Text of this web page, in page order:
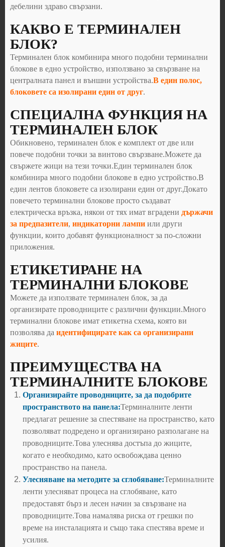
дебелини здраво свързани.
КАКВО Е ТЕРМИНАЛЕН
БЛОК?
Терминален блок комбинира много подобни терминални
блокове в едно устройство, използвано за свързване на
централната панел и външни устройства.В един полос,
блоковете са изолирани един от друг.
СПЕЦИАЛНА ФУНКЦИЯ НА
ТЕРМИНАЛЕН БЛОК
Обикновено, терминален блок е комплект от две или
повече подобни точки за винтово свързване.Можете да
свържете жици на тези точки.Един терминален блок
комбинира много подобни блокове в едно устройство.В
един лентов блоковете са изолирани един от друг.Докато
повечето терминални блокове просто създават
електрическа връзка, някои от тях имат вградени държачи
за предпазители, индикаторни лампи или други
функции, които добавят функционалност за по-сложни
приложения.
ЕТИКЕТИРАНЕ НА
ТЕРМИНАЛНИ БЛОКОВЕ
Можете да използвате терминален блок, за да
организирате проводниците с различни функции.Много
терминални блокове имат етикетна схема, която ви
позволява да идентифицирате как са организирани
жиците.
ПРЕИМУЩЕСТВА НА
ТЕРМИНАЛНИТЕ БЛОКОВЕ
Организирайте проводниците, за да подобрите
пространството на панела:Терминалните ленти
предлагат решение за спестяване на пространство, като
позволяват подредено и организирано разполагане на
проводниците.Това улеснява достъпа до жиците,
когато е необходимо, като освобождава ценно
пространство на панела.
Улесняване на методите за сглобяване:Терминалните
ленти улесняват процеса на сглобяване, като
предоставят бърз и лесен начин за свързване на
проводниците.Това намалява риска от грешки по
време на инсталацията и също така спестява време и
усилия.